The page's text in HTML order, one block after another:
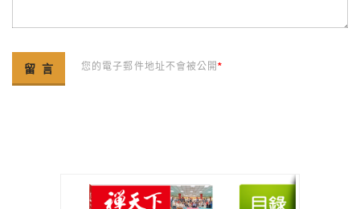
您的電子郵件地址不會被公開*